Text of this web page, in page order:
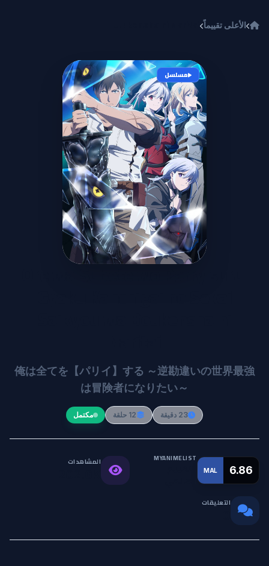
الأعلى تقييماً
مسلسل
Ore wa Subete wo Parry suru:
俺は全てを【パリイ】する ～逆勘違いの世界最強
は冒険者になりたい～
23 دقيقة 12 حلقة مكتمل
MAL 6.86
MYANIMELIST المشاهدات
التعليقات